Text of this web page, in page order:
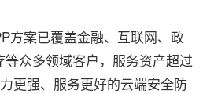
案已覆盖金融、互联网、政
众多领域客户，服务资产超过
更强、服务更好的云端安全防